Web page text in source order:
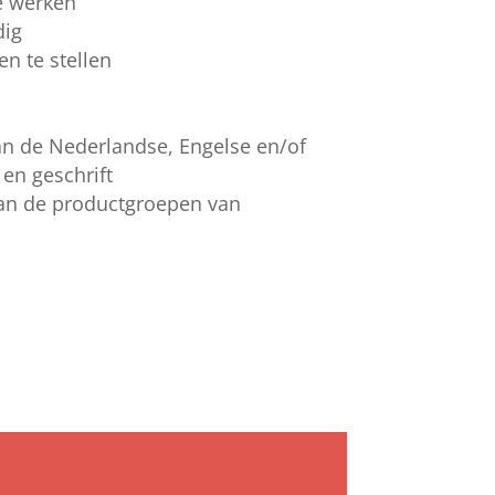
te stellen
de Nederlandse, Engelse en/of
geschrift
de productgroepen van